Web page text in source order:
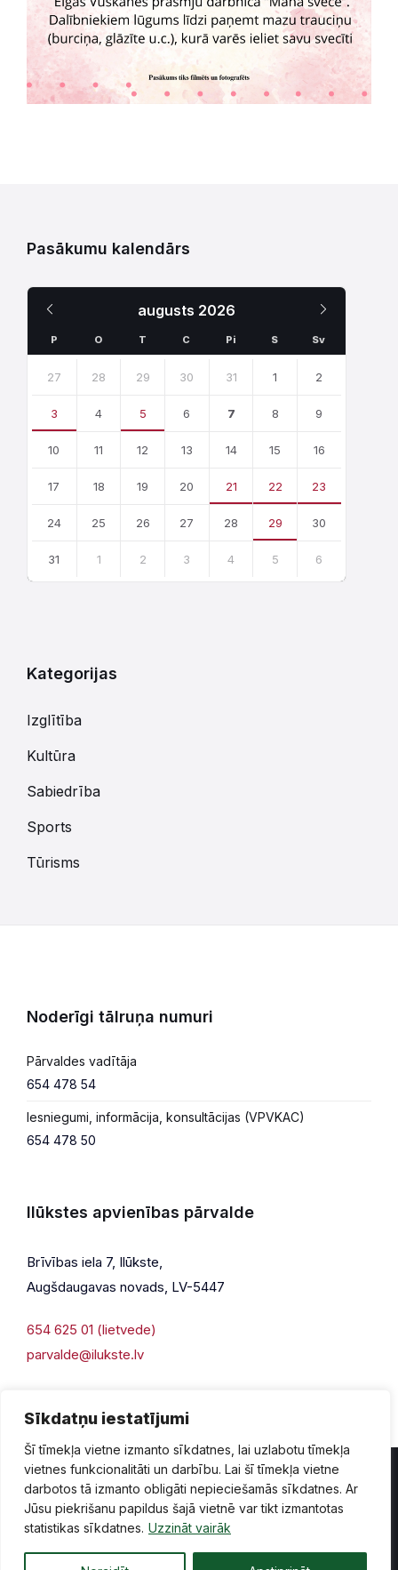
Sīkdatņu iestatījumi
Šī tīmekļa vietne izmanto sīkdatnes, lai uzlabotu tīmekļa
vietnes funkcionalitāti un darbību. Lai šī tīmekļa vietne
darbotos tā izmanto obligāti nepieciešamās sīkdatnes. Ar
Jūsu piekrišanu papildus šajā vietnē var tikt izmantotas
statistikas sīkdatnes. Uzzināt vairāk
Pasākumu kalendārs
augusts 2026
Mēnesis
P O T C Pi S Sv
calendar
27 28 29 30 31 1 2
3 4 5 6 7 8 9
10 11 12 13 14 15 16
17 18 19 20 21 22 23
24 25 26 27 28 29 30
31 1 2 3 4 5 6
Kategorijas
Izglītība
Kultūra
Sabiedrība
Sports
Tūrisms
Noderīgi tālruņa numuri
Pārvaldes vadītāja
654 478 54
Iesniegumi, informācija, konsultācijas (VPVKAC)
654 478 50
Ilūkstes apvienības pārvalde
Brīvības iela 7, Ilūkste,
Augšdaugavas novads, LV-5447
654 625 01 (lietvede)
parvalde@ilukste.lv
Privātuma politika Piekļūstamība
Lapas karte